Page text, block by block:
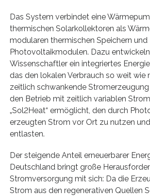
Das System verbindet eine
thermischen Solarkollektoren als
modularen thermischen Speichern und
Photovoltaikmodulen. Dazu
Wissenschaftler ein integriertes
das den lokalen Verbrauch so weit wie
zeitlich schwankende
den Betrieb mit zeitlich variablen
„Sol2Heat“ ermöglicht, den durch
erzeugten Strom vor Ort zu nutzen
entlasten.
Der steigende Anteil erneuerbarer
Deutschland bringt große
Stromversorgung mit sich: Da die
Strom aus den regenerativen Quellen